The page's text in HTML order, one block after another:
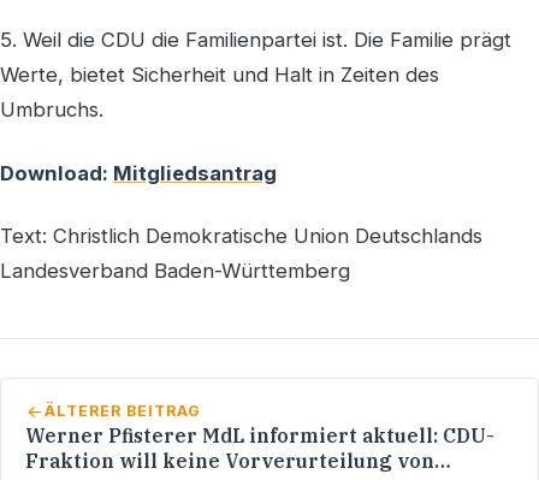
5. Weil die CDU die Familienpartei ist. Die Familie prägt
Werte, bietet Sicherheit und Halt in Zeiten des
Umbruchs.
Download: Mitgliedsantrag
Text: Christlich Demokratische Union Deutschlands
Landesverband Baden-Württemberg
ÄLTERER BEITRAG
Werner Pfisterer MdL informiert aktuell: CDU-
Fraktion will keine Vorverurteilung von